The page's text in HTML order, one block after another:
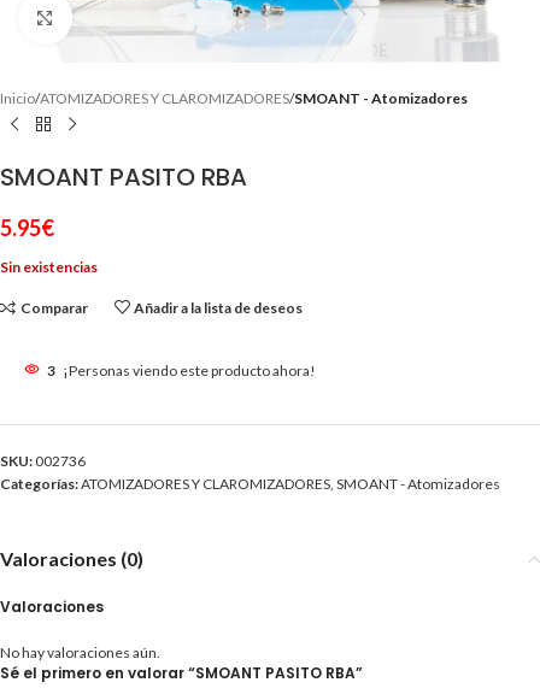
Clic para ampliar
Inicio ATOMIZADORES Y CLAROMIZADORES SMOANT - Atomizadores
SMOANT PASITO RBA
5.95€
Sin existencias
Comparar Añadir a la lista de deseos
3 ¡Personas viendo este producto ahora!
SKU: 002736
Categorías:ATOMIZADORES Y CLAROMIZADORES, SMOANT - Atomizadores
Valoraciones (0)
Valoraciones
No hay valoraciones aún.
Sé el primero en valorar “SMOANT PASITO RBA”